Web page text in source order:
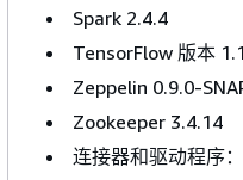
Spark 2.4.4
TensorFlow 版本
Zeppelin 0.9.0-
Zookeeper 3.4.14
连接器和驱动程序